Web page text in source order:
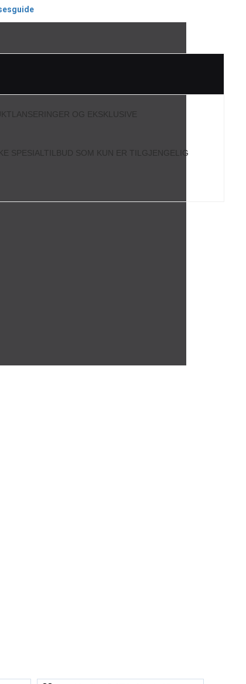
OG EKSKLUSIVE
SPESIALTILBUD SOM KUN ER TILGJENGELIG